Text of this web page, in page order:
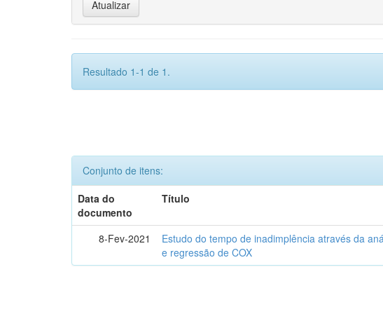
Resultado 1-1 de 1.
Conjunto de itens:
Data do
documento
Título
8-Fev-2021
Estudo do tempo de inadimplência através da
e regressão de COX